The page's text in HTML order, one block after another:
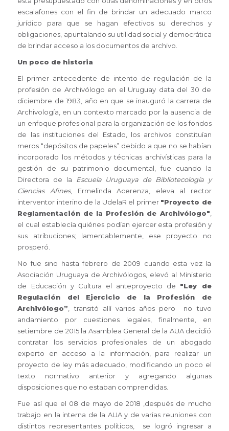
escalafones con el fin de brindar un adecuado marco
jurídico para que se hagan efectivos su derechos y
obligaciones, apuntalando su utilidad social y democrática
de brindar acceso a los documentos de archivo.
Un poco de historia
El primer antecedente de intento de regulación de la
profesión de Archivólogo en el Uruguay data del 30 de
diciembre de 1983, año en que se inauguró la carrera de
Archivología, en un contexto marcado por la ausencia de
un enfoque profesional para la organización de los fondos
de las instituciones del Estado, los archivos constituían
meros “depósitos de papeles” debido a que no se habían
incorporado los métodos y técnicas archivísticas para la
gestión de su patrimonio documental, fue cuando la
Directora de la Escuela Uruguaya de Bibliotecología y
Ciencias Afines, Ermelinda Acerenza, eleva al rector
interventor interino de la UdelaR el primer "Proyecto de
Reglamentación de la Profesión de Archivólogo"
el cual establecía quiénes podían ejercer esta profesión y
sus atribuciones; lamentablemente, ese proyecto no
prosperó.
No fue sino hasta febrero de 2009 cuando esta vez la
Asociación Uruguaya de Archivólogos, elevó al Ministerio
de Educación y Cultura el anteproyecto de "Ley de
Regulación del Ejercicio de la Profesión de
Archivólogo” , transitó allí varios años pero no tuvo
andamiento por cuestiones legales, finalmente, en
setiembre de 2015 la Asamblea General de la AUA decidió
contratar los servicios profesionales de un abogado
experto en acceso a la información, para realizar un
proyecto de ley más adecuado, modificando un poco el
texto normativo anterior y agregando algunas
disposiciones que no estaban comprendidas.
Fue así que el 08 de mayo de 2018 ,después de mucho
trabajo en la interna de la AUA y de varias reuniones con
distintos representantes políticos, se logró ingresar a